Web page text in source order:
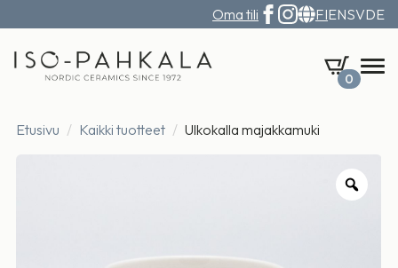
Oma tili FIENSVDE
0
Etusivu Kaikki tuotteet Ulkokalla majakkamuki